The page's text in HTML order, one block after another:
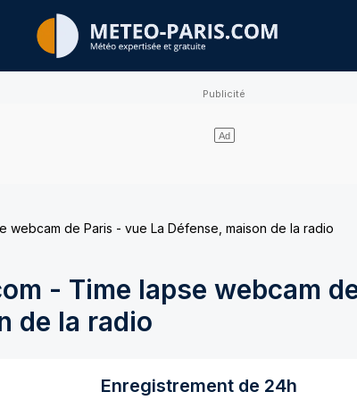
webcam de Paris - vue La Défense, maison de la radio
- Time lapse webcam
de la radio
Enregistrement de 24h